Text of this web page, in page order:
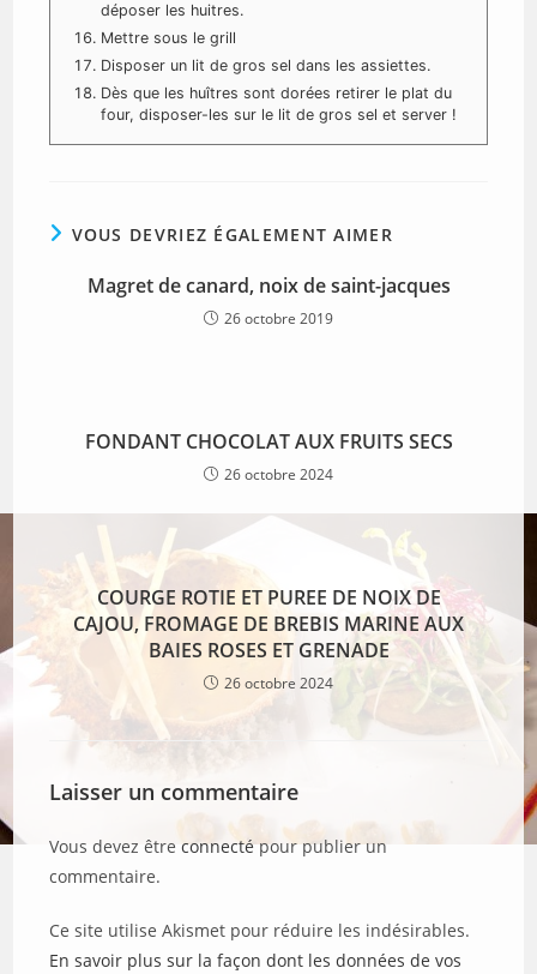
déposer les huitres.
Mettre sous le grill
Disposer un lit de gros sel dans les assiettes.
Dès que les huîtres sont dorées retirer le plat du
four, disposer-les sur le lit de gros sel et server !
VOUS DEVRIEZ ÉGALEMENT AIMER
Magret de canard, noix de saint-jacques
26 octobre 2019
FONDANT CHOCOLAT AUX FRUITS SECS
26 octobre 2024
COURGE ROTIE ET PUREE DE NOIX DE
CAJOU, FROMAGE DE BREBIS MARINE AUX
BAIES ROSES ET GRENADE
26 octobre 2024
Laisser un commentaire
Vous devez êtreconnectépour publier un
commentaire.
Ce site utilise Akismet pour réduire les indésirables.
En savoir plus sur la façon dont les données de vos